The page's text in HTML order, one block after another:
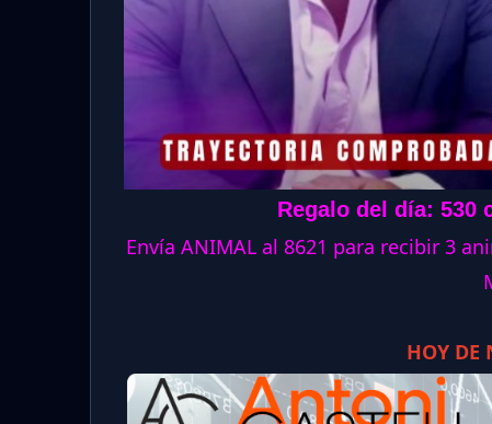
Regalo del día: 530
Envía ANIMAL al 8621 para recibir 3
HOY DE